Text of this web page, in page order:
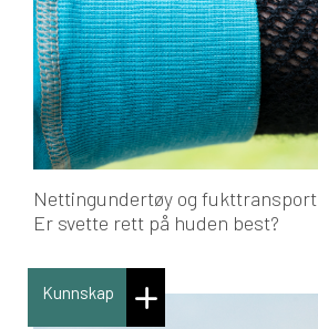
Nettingundertøy og fukttransport
Er svette rett på huden best?
Kunnskap